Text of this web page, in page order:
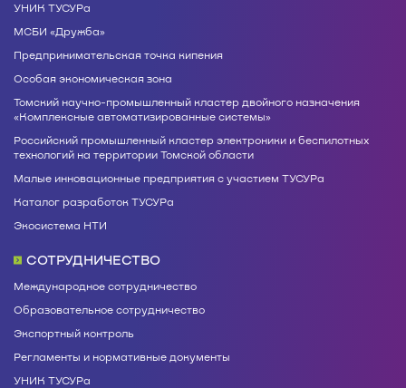
УНИК ТУСУРа
МСБИ «Дружба»
Предпринимательская точка кипения
Особая экономическая зона
Томский научно-промышленный кластер двойного назначения
«Комплексные автоматизированные системы»
Российский промышленный кластер электроники и беспилотных
технологий на территории Томской области
Малые инновационные предприятия с участием ТУСУРа
Каталог разработок ТУСУРа
Экосистема НТИ
СОТРУДНИЧЕСТВО
Международное сотрудничество
Образовательное сотрудничество
Экспортный контроль
Регламенты и нормативные документы
УНИК ТУСУРа